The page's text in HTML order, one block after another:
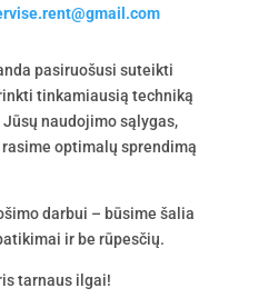
pasiruošusi suteikti
tinkamiausią techniką
naudojimo sąlygas,
optimalų sprendimą
darbui – būsime šalia
ir be rūpesčių.
tarnaus ilgai!